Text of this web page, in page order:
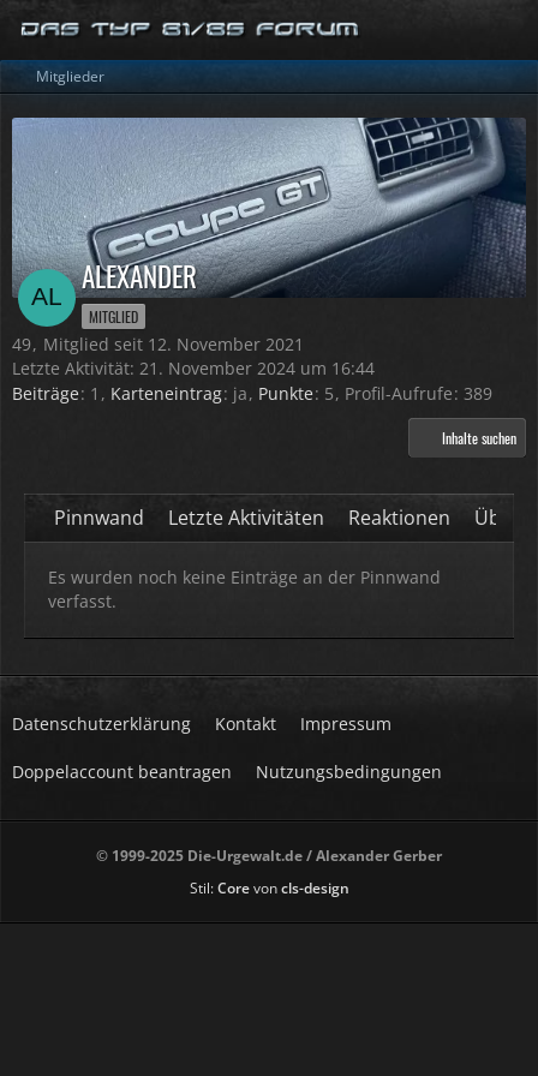
Mitglieder
ALEXANDER
MITGLIED
49 Mitglied seit 12. November 2021
Letzte Aktivität: 21. November 2024 um 16:44
Beiträge 1 Karteneintrag ja Punkte 5 Profil-Aufrufe 389
Inhalte suchen
Pinnwand Letzte Aktivitäten Reaktionen Über
Es wurden noch keine Einträge an der Pinnwand
verfasst.
Datenschutzerklärung Kontakt Impressum
Doppelaccount beantragen Nutzungsbedingungen
© 1999-2025 Die-Urgewalt.de / Alexander Gerber
Stil:Corevoncls-design